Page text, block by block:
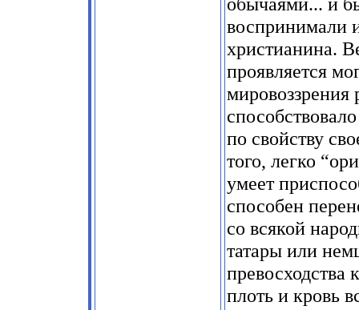
воспринимали
христианина.
проявляется
мировоззрения
по свойству
того, легко
умеет
способен
со всякой
татары или
превосходства
плоть и кровь